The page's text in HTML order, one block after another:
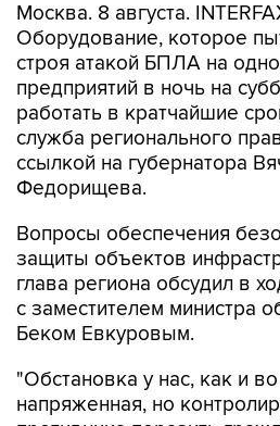
Москва. 8 августа.
Оборудование, которое
строя атакой БПЛА на
предприятий в ночь на
работать в кратчайшие
служба регионального
ссылкой на губернатора
Федорищева.
Вопросы обеспечения
защиты объектов
глава региона обсудил в
с заместителем министра
Беком Евкуровым.
"Обстановка у нас, как и
напряженная, но